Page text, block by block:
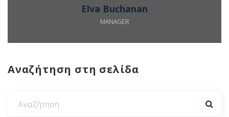
Elva Buchanan
MANAGER
Αναζήτηση στη σελίδα